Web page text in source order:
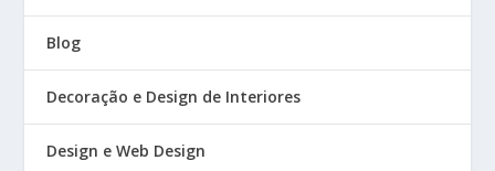
Blog
Decoração e Design de Interiores
Design e Web Design